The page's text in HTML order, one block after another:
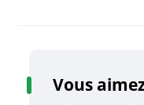
Vous